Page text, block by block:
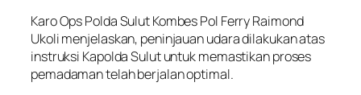
Karo Ops Polda Sulut Kombes Pol Ferry Raimond
Ukoli menjelaskan, peninjauan udara dilakukan atas
instruksi Kapolda Sulut untuk memastikan proses
pemadaman telah berjalan optimal.